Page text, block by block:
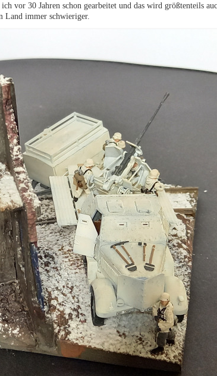
vor 30 Jahren schon gearbeitet und das wird größtenteils
Land immer schwieriger.